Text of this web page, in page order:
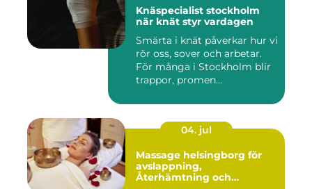
Knäspecialist stockholm
när knät styr vardagen
Smärta i knät påverkar hur vi
rör oss, sover och arbetar.
För många i Stockholm blir
trappor, promen...
04. jul
Massage helsingborg för
avslappning,
Återhämtning och